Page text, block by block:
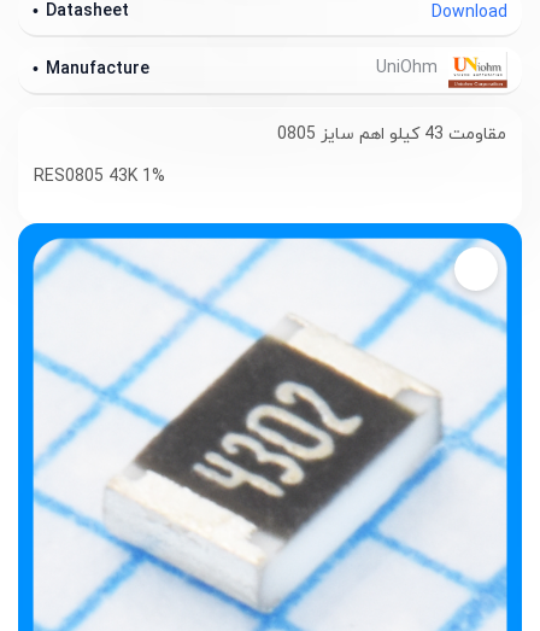
Download
Datasheet
Manufacture
مقاومت 43 کیلو اهم سایز 0805
RES0805 43K 1%